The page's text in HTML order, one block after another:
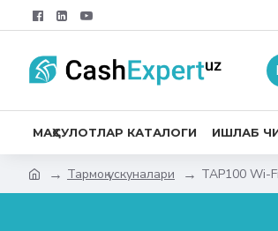
МАҲСУЛОТЛАР КАТАЛОГИ ИШЛАБ
Тармоқ ускуналари TAP100 Wi-